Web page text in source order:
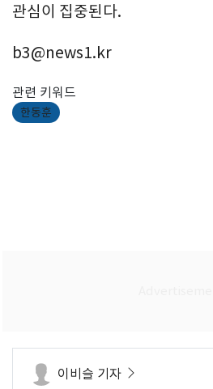
관심이 집중된다.
b3@news1.kr
관련 키워드
한동훈
이비슬 기자